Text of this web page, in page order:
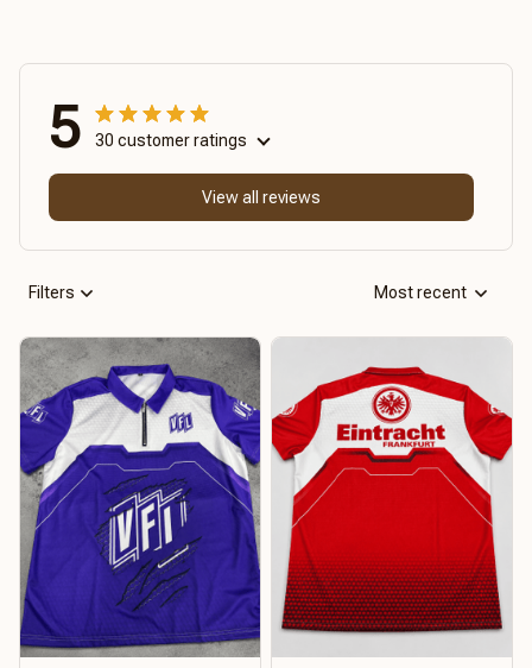
5 30 customer ratings
View all reviews
Filters Most recent